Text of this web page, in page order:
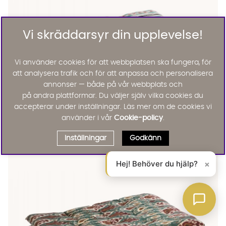
Lägg
Vi skräddarsyr din upplevelse!
Vi använder cookies för att webbplatsen ska fungera, för
att analysera trafik och för att anpassa och personalisera
annonser — både på vår webbplats och
på andra plattformar. Du väljer själv vilka cookies du
accepterar under inställningar. Läs mer om de cookies vi
använder i vår Cookie-policy.
Inställningar Godkänn
Hej! Behöver du hjälp? ×